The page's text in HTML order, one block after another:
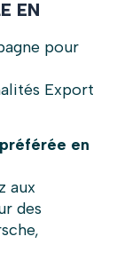
EN
pour
Export
en
aux
des